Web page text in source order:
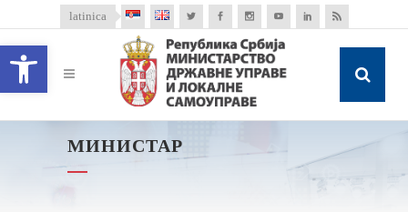
Open toolbar
latinica
МИНИСТАР